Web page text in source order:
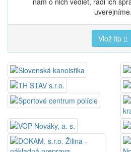
uverejníme.
Vlož tip